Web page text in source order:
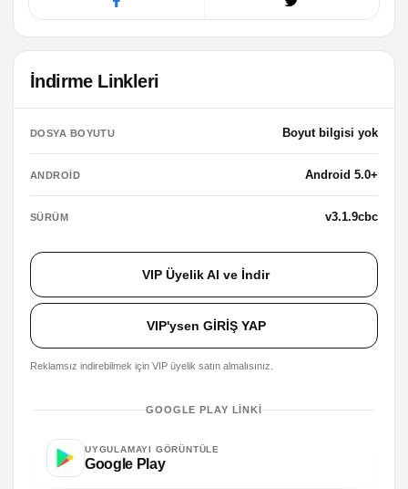
İndirme Linkleri
DOSYA BOYUTU Boyut bilgisi yok
ANDROID Android 5.0+
SÜRÜM v3.1.9cbc
VIP Üyelik Al ve İndir
VIP'ysen GİRİŞ YAP
Reklamsız indirebilmek için VIP üyelik satın almalısınız.
GOOGLE PLAY LINKI
UYGULAMAYI GÖRÜNTÜLE
Google Play